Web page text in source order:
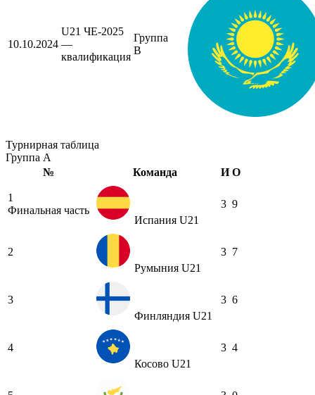
10.10.2024
U21 ЧЕ-2025
—
квалификация
Группа
B
Турнирная таблица
Группа A
№
Команда И О
1
Финальная часть
Испания U21
3 9
2
Румыния U21
3 7
3
Финляндия U21
3 6
4
Косово U21
3 4